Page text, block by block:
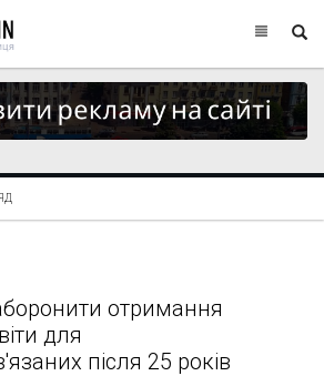
отримання
для
після 25 років